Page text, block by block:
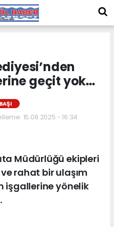
geçit yok…
15.08.2025 - 16:34
Müdürlüğü ekipleri
rahat bir ulaşım
işgallerine yönelik